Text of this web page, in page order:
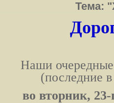
Тема:
Наши
(последние
во вторник,